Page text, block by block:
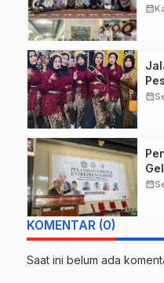
calendar_month
calendar_month
calendar_month
KOMENTAR (0)
Saat ini belum ada